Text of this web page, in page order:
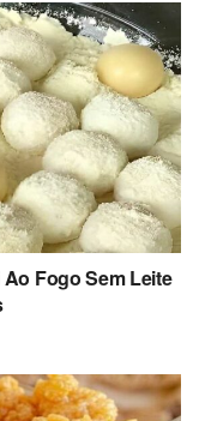
Fogo Sem Leite